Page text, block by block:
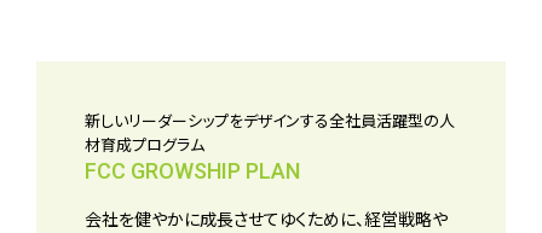
新しいリーダーシップをデザインする全社員活躍型の人
材育成プログラム
FCC GROWSHIP PLAN
会社を健やかに成長させてゆくために、経営戦略や